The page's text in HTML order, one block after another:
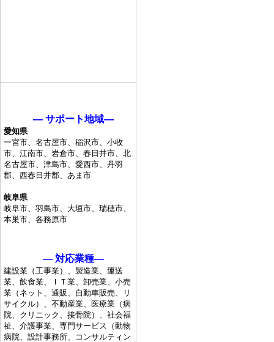
― サポート地域―
愛知県
一宮市、名古屋市、稲沢市、小牧
市、江南市、岩倉市、春日井市、北
名古屋市、津島市、愛西市、丹羽
郡、西春日井郡、あま市
岐阜県
岐阜市、羽島市、大垣市、瑞穂市、
本巣市、各務原市
― 対応業種―
建設業（工事業）、製造業、運送
業、飲食業、ＩＴ業、卸売業、小売
業（ネット、通販、自動車販売、リ
サイクル）、不動産業、医療業（病
院、クリニック、接骨院）、社会福
祉、介護事業、専門サービス（動物
病院、設計事務所、コンサルティン